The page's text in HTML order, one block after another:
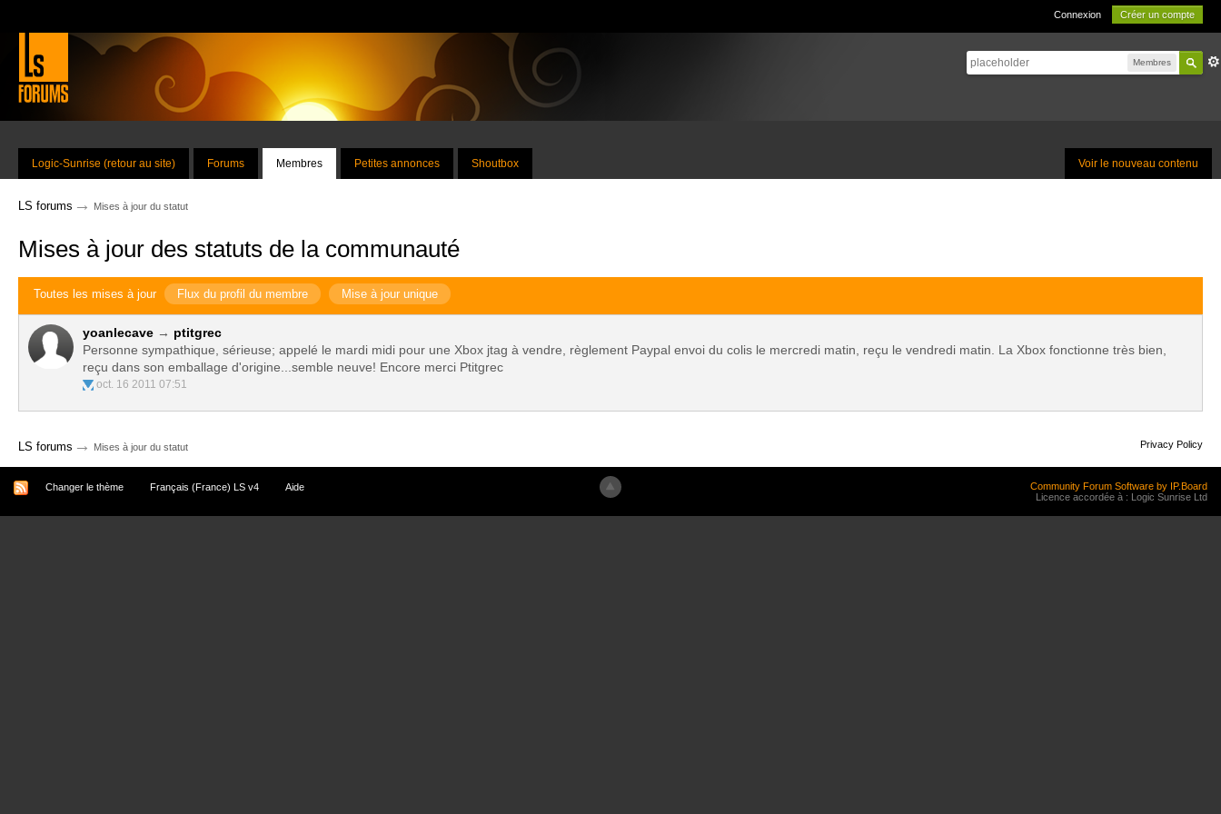
Connexion Créer un compte
Membres
Voir le nouveau contenu
Logic-Sunrise (retour au site) Forums Membres Petites annonces Shoutbox
LS forums → Mises à jour du statut
Mises à jour des statuts de la communauté
Toutes les mises à jour Flux du profil du membre Mise à jour unique
yoanlecave → ptitgrec
Personne sympathique, sérieuse; appelé le mardi midi pour une Xbox jtag à vendre, règlement Paypal envoi du colis le mercredi matin, reçu le vendredi matin. La Xbox fonctionne très bien,
reçu dans son emballage d'origine...semble neuve! Encore merci Ptitgrec
oct. 16 2011 07:51
LS forums → Mises à jour du statut Privacy Policy
Changer le thème Français (France) LS v4 Aide
Community Forum Software by IP.Board
Licence accordée à : Logic Sunrise Ltd